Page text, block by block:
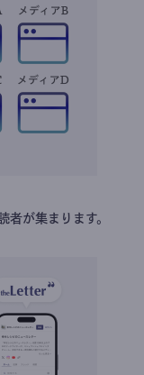
が集まります。